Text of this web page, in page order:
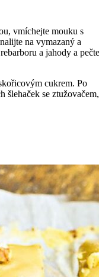
vmíchejte mouku s
na vymazaný a
a jahody a pečte
cukrem. Po
šlehaček se ztužovačem,